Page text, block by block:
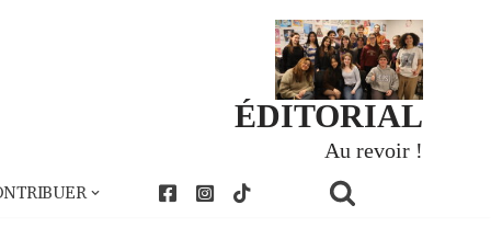
ÉDITORIAL
Au revoir !